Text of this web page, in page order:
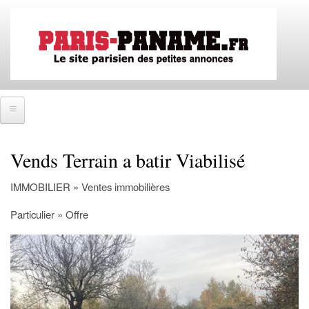
contenu
principal
SE CONNECTER
IMMOBILIER
Ventes immobilières
Locations immobilières
Colocations immobilières
EMPLOIS
Vends Terrain a batir Viabilisé
IMMOBILIER » Ventes immobilières
Particulier » Offre